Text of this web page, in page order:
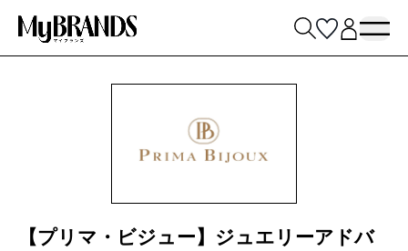
【プリマ・ビジュー】ジュエリーアドバ